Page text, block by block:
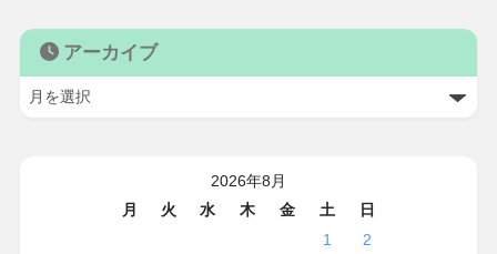
アーカイブ
2026年8月
月
火 水 木 金 土
日
1
2